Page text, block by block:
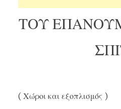
ΤΟΥ
( Χώροι και εξοπλισμός )